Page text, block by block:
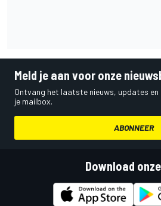
Meld je aan voor onze
Ontvang het laatste nieuws, updates
je mailbox.
ABONNEER
Download